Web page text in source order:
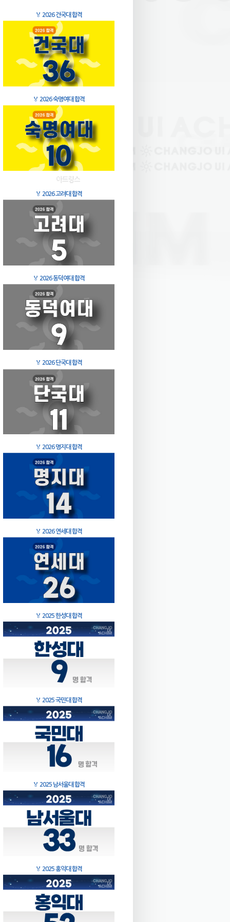
🏅 2026 건국대 합격
🏅 2026 숙명여대 합격
🏅 2026 고려대 합격
🏅 2026 동덕여대 합격
🏅 2026 단국대 합격
🏅 2026 명지대 합격
🏅 2026 연세대 합격
🏅 2025 한성대 합격
🏅 2025 국민대 합격
🏅 2025 남서울대 합격
🏅 2025 홍익대 합격